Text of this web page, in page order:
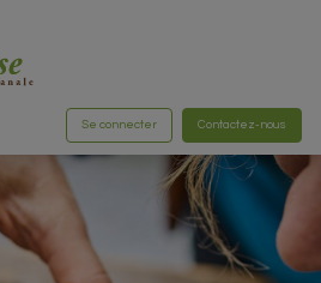
Se connecter Contactez-nous